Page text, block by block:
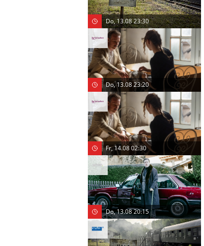
Do, 13.08 23:30
Do, 13.08 23:20
Fr, 14.08 02:30
Do, 13.08 20:15